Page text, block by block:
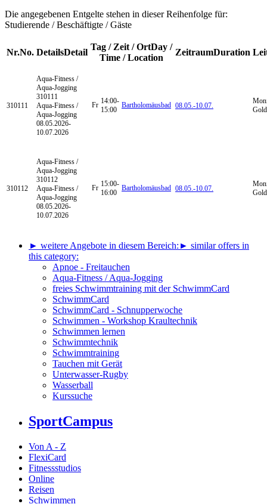
Die angegebenen Entgelte stehen in dieser Reihenfolge für:
Studierende / Beschäftigte / Gäste
Nr.No. DetailsDetail
Tag / Zeit / OrtDay /
Time / Location
ZeitraumDuration
310111
Aqua-Fitness /
Aqua-Jogging
310111
Aqua-Fitness /
Aqua-Jogging
08.05.2026-
10.07.2026
Fr 14:00-
15:00
Bartholomäusbad 08.05.-10.07.
310112
Aqua-Fitness /
Aqua-Jogging
310112
Aqua-Fitness /
Aqua-Jogging
08.05.2026-
10.07.2026
Fr 15:00-
16:00
Bartholomäusbad 08.05.-10.07.
► weitere Angebote in diesem Bereich: ► similar offers in
this category:
Apnoe - Freitauchen
Aqua-Fitness / Aqua-Jogging
freies Schwimmtraining mit der SchwimmCard
SchwimmCard
SchwimmCard - Schnupperwoche
Schwimmen - Workshop Kraultechnik
Schwimmen lernen
Schwimmtechnik
Schwimmtraining
Tauchen mit Gerät
Unterwasser-Rugby
Wasserball
Kurssuche
SportCampus
Von A - Z
FlexiCard
Fitnessstudios
Online
Reisen
Schwimmen